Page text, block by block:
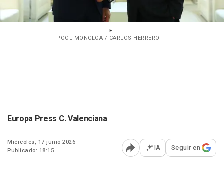
POOL MONCLOA / CARLOS HERRERO
Europa Press C. Valenciana
Miércoles, 17 junio 2026
Publicado: 18:15
Abrir opciones para
IA Seguir en